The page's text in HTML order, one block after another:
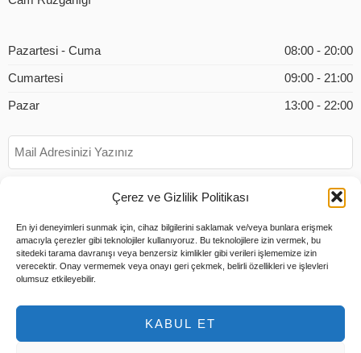
Çerez ve Gizlilik Politikası
En iyi deneyimleri sunmak için, cihaz bilgilerini saklamak ve/veya bunlara erişmek
amacıyla çerezler gibi teknolojiler kullanıyoruz. Bu teknolojilere izin vermek, bu
sitedeki tarama davranışı veya benzersiz kimlikler gibi verileri işlememize izin
verecektir. Onay vermemek veya onayı geri çekmek, belirli özellikleri ve işlevleri
olumsuz etkileyebilir.
KABUL ET
Pazartesi - Cuma 08:00 - 20:00
Cumartesi 09:00 - 21:00
Pazar 13:00 - 22:00